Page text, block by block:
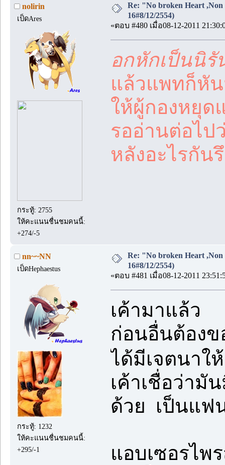
nolirin
เป็ดAres
กระทู้: 2755
ให้คะแนนชื่นชมคนนี้:
+274/-5
Re: "No broken Heart
16#8/12/2554)
«ตอบ #480 เมื่อ08-12-2011
อกหักเป็นนิรั
แล้วแพทก็หัน
ให้ผู้กองหยุด
รออ่านต่อไ
หลังอะไรกัน
nn~~NN
เป็ดHephaestus
กระทู้: 1232
ให้คะแนนชื่นชมคนนี้:
+295/-1
Re: "No broken Heart
16#8/12/2554)
«ตอบ #481 เมื่อ08-12-2011
เค้ามาแล้ว
ก่อนอื่นต้องข
ได้มีเจตนาใ
เค้าเชื่อว่ามั
ด้วย เป็นแ
แอบเซอรไพ